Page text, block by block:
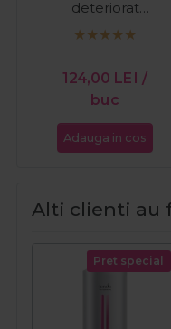
deteriorat
Regeneration 300ml
124,00 LEI /
buc
Adauga in cos
Alti clienti au
Pret special